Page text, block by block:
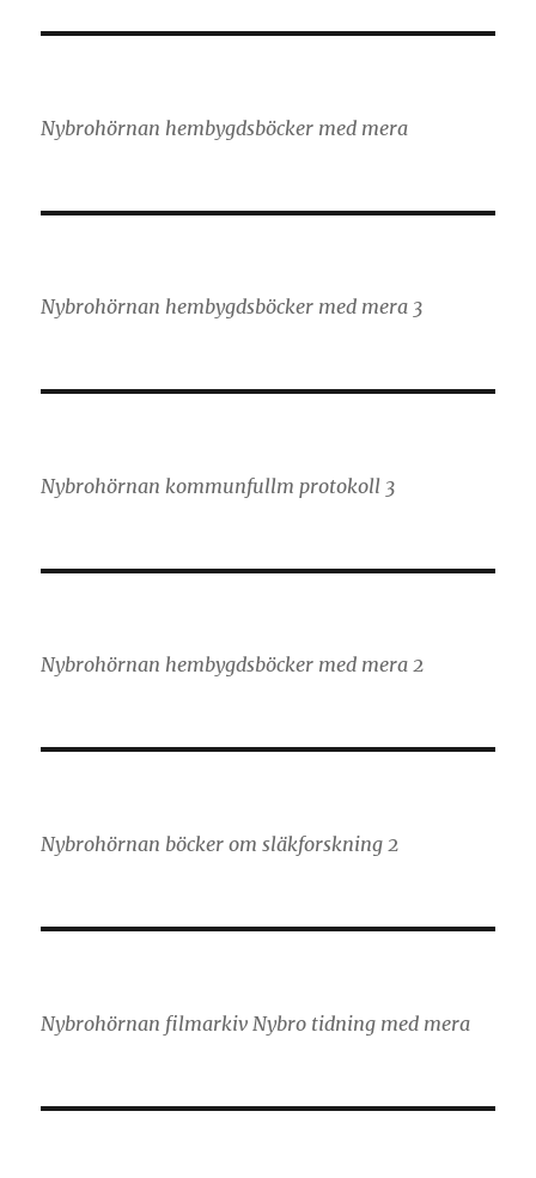
Nybrohörnan hembygdsböcker med mera
Nybrohörnan hembygdsböcker med mera 3
Nybrohörnan kommunfullm protokoll 3
Nybrohörnan hembygdsböcker med mera 2
Nybrohörnan böcker om släkforskning 2
Nybrohörnan filmarkiv Nybro tidning med mera